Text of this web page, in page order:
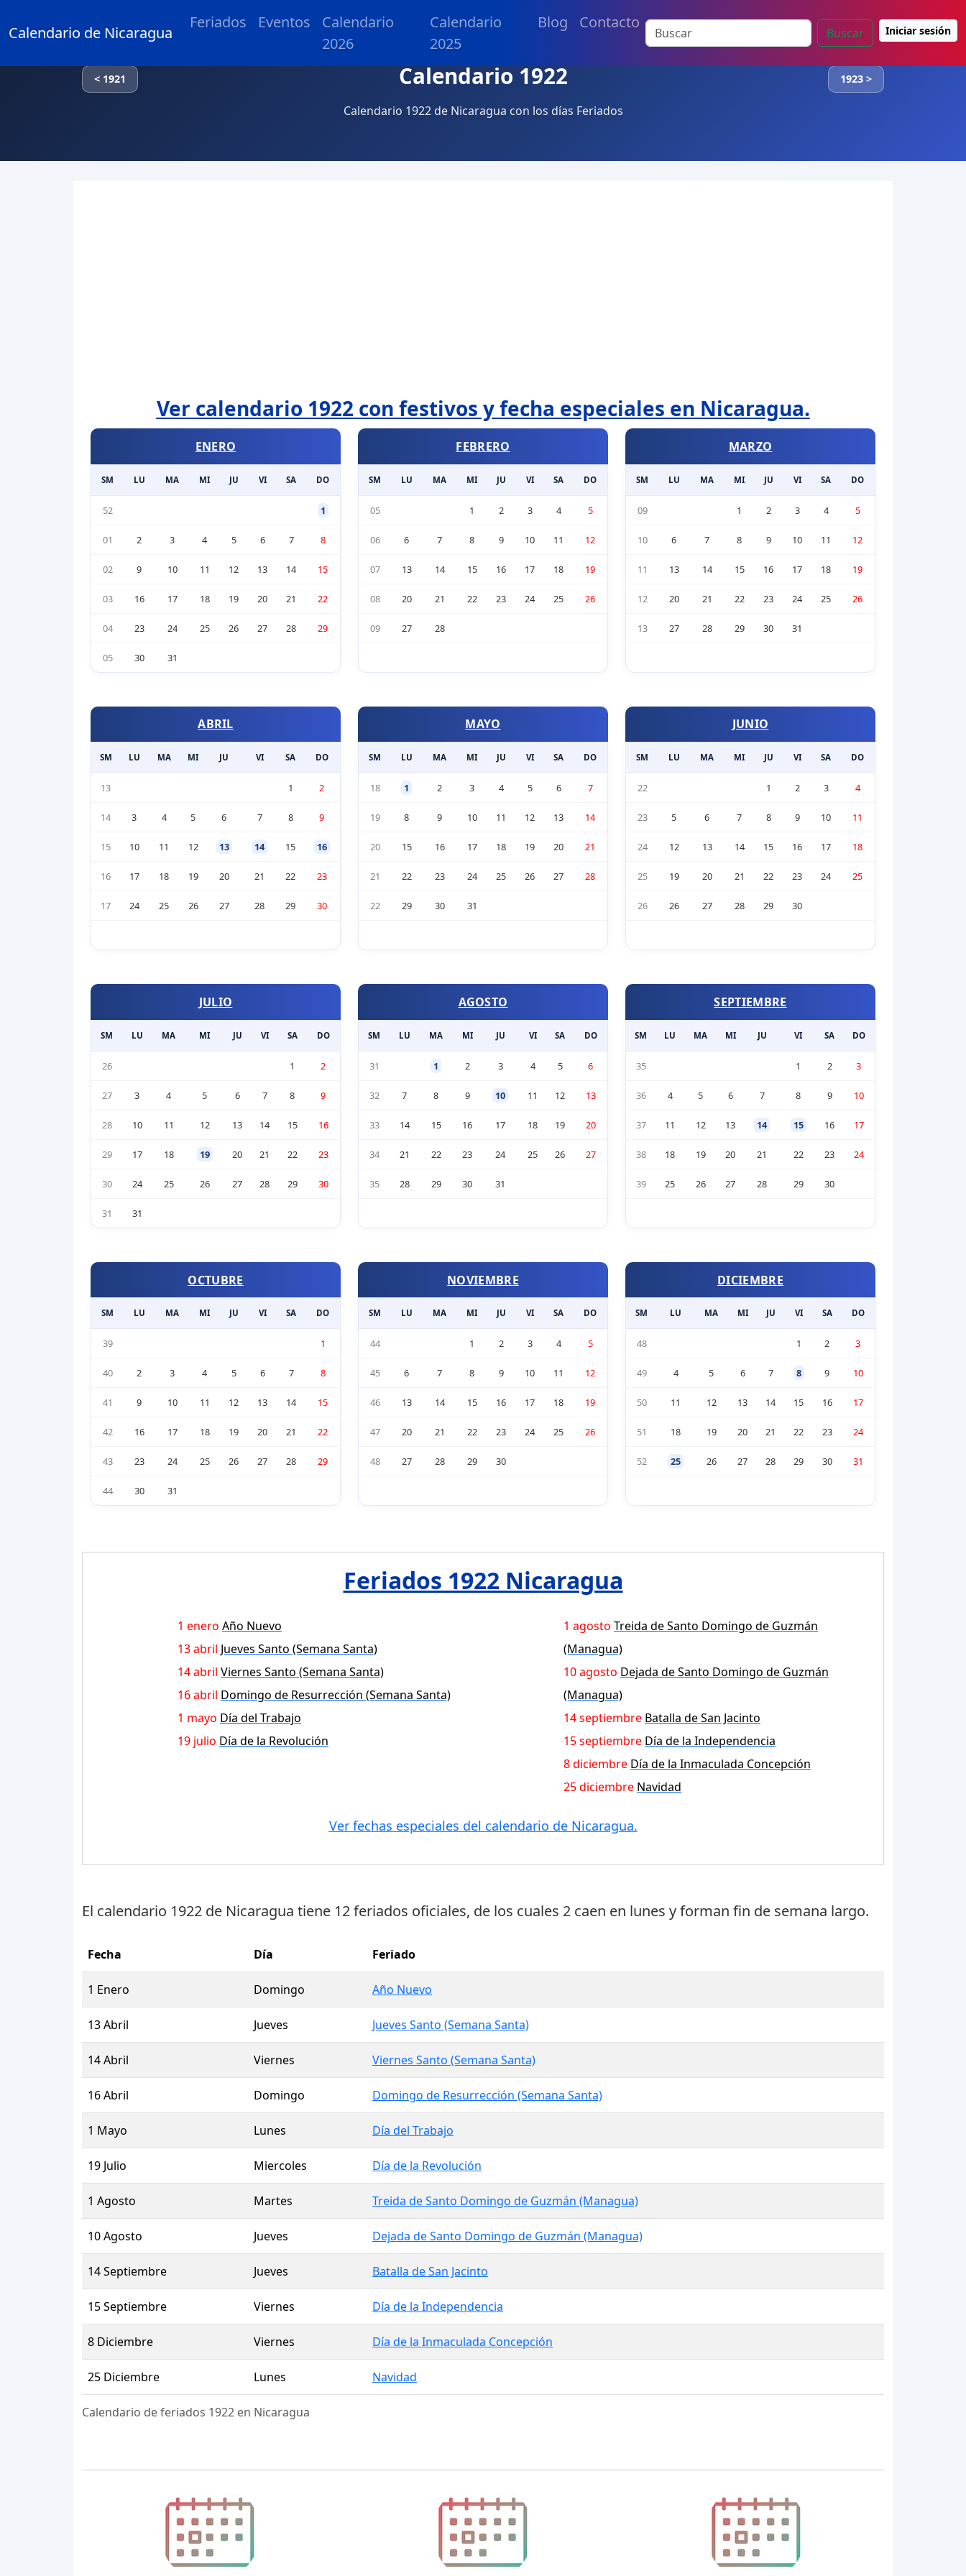
Calendario de Nicaragua
Feriados Eventos
Calendario
2026
Calendario
2025
Blog Contacto
Buscar Iniciar sesión
< 1921 Calendario 1922 1923 >
Calendario 1922 de Nicaragua con los días Feriados
Ver calendario 1922 con festivos y fecha especiales en Nicaragua.
ENERO
SM LU MA MI JU VI SA DO
52 1
01 2 3 4 5 6 7 8
02 9 10 11 12 13 14 15
03 16 17 18 19 20 21 22
04 23 24 25 26 27 28 29
05 30 31
FEBRERO
SM LU MA MI JU VI SA DO
05 1 2 3 4 5
06 6 7 8 9 10 11 12
07 13 14 15 16 17 18 19
08 20 21 22 23 24 25 26
09 27 28
MARZO
SM LU MA MI JU VI SA DO
09 1 2 3 4 5
10 6 7 8 9 10 11 12
11 13 14 15 16 17 18 19
12 20 21 22 23 24 25 26
13 27 28 29 30 31
ABRIL
SM LU MA MI JU VI SA DO
13 1 2
14 3 4 5 6 7 8 9
15 10 11 12 13 14 15 16
16 17 18 19 20 21 22 23
17 24 25 26 27 28 29 30
MAYO
SM LU MA MI JU VI SA DO
18 1 2 3 4 5 6 7
19 8 9 10 11 12 13 14
20 15 16 17 18 19 20 21
21 22 23 24 25 26 27 28
22 29 30 31
JUNIO
SM LU MA MI JU VI SA DO
22 1 2 3 4
23 5 6 7 8 9 10 11
24 12 13 14 15 16 17 18
25 19 20 21 22 23 24 25
26 26 27 28 29 30
JULIO
SM LU MA MI JU VI SA DO
26 1 2
27 3 4 5 6 7 8 9
28 10 11 12 13 14 15 16
29 17 18 19 20 21 22 23
30 24 25 26 27 28 29 30
31 31
AGOSTO
SM LU MA MI JU VI SA DO
31 1 2 3 4 5 6
32 7 8 9 10 11 12 13
33 14 15 16 17 18 19 20
34 21 22 23 24 25 26 27
35 28 29 30 31
SEPTIEMBRE
SM LU MA MI JU VI SA DO
35 1 2 3
36 4 5 6 7 8 9 10
37 11 12 13 14 15 16 17
38 18 19 20 21 22 23 24
39 25 26 27 28 29 30
OCTUBRE
SM LU MA MI JU VI SA DO
39 1
40 2 3 4 5 6 7 8
41 9 10 11 12 13 14 15
42 16 17 18 19 20 21 22
43 23 24 25 26 27 28 29
44 30 31
NOVIEMBRE
SM LU MA MI JU VI SA DO
44 1 2 3 4 5
45 6 7 8 9 10 11 12
46 13 14 15 16 17 18 19
47 20 21 22 23 24 25 26
48 27 28 29 30
DICIEMBRE
SM LU MA MI JU VI SA DO
48 1 2 3
49 4 5 6 7 8 9 10
50 11 12 13 14 15 16 17
51 18 19 20 21 22 23 24
52 25 26 27 28 29 30 31
Feriados 1922 Nicaragua
1 enero Año Nuevo
13 abril Jueves Santo (Semana Santa)
14 abril Viernes Santo (Semana Santa)
16 abril Domingo de Resurrección (Semana Santa)
1 mayo Día del Trabajo
19 julio Día de la Revolución
1 agosto Treida de Santo Domingo de Guzmán
(Managua)
10 agosto Dejada de Santo Domingo de Guzmán
(Managua)
14 septiembre Batalla de San Jacinto
15 septiembre Día de la Independencia
8 diciembre Día de la Inmaculada Concepción
25 diciembre Navidad
Ver fechas especiales del calendario de Nicaragua.
El calendario 1922 de Nicaragua tiene 12 feriados oficiales, de los cuales 2 caen en lunes y forman fin de semana largo.
Calendario de feriados 1922 en Nicaragua
Fecha Día Feriado
1 Enero Domingo Año Nuevo
13 Abril Jueves Jueves Santo (Semana Santa)
14 Abril Viernes Viernes Santo (Semana Santa)
16 Abril Domingo Domingo de Resurrección (Semana Santa)
1 Mayo Lunes Día del Trabajo
19 Julio Miercoles Día de la Revolución
1 Agosto Martes Treida de Santo Domingo de Guzmán (Managua)
10 Agosto Jueves Dejada de Santo Domingo de Guzmán (Managua)
14 Septiembre Jueves Batalla de San Jacinto
15 Septiembre Viernes Día de la Independencia
8 Diciembre Viernes Día de la Inmaculada Concepción
25 Diciembre Lunes Navidad